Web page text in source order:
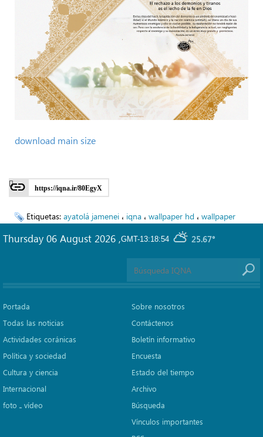
download main size
https://iqna.ir/80EgyX
Etiquetas: ayatolá jamenei ، iqna ، wallpaper hd ، wallpaper
GMT-13:18:54 25.67°
Thursday 06 August 2026 ,
Portada
Todas las noticias
Actividades coránicas
Política y sociedad
Cultura y ciencia
Internacional
foto ـ vídeo
Sobre nosotros
Contáctenos
Boletín informativo
Encuesta
Estado del tiempo
Archivo
Búsqueda
Vínculos importantes